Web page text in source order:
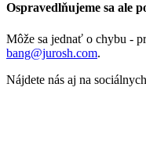
Ospravedlňujeme sa ale
Môže sa jednať o chybu -
bang@jurosh.com.
Nájdete nás aj na